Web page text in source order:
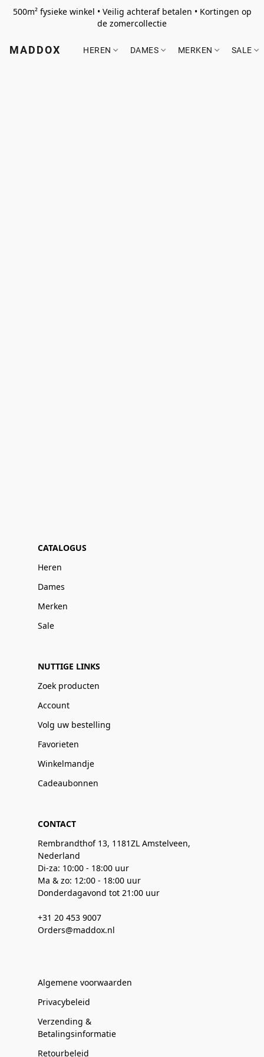
500m² fysieke winkel • Veilig achteraf betalen • Kortingen op
de zomercollectie
MADDOX HEREN DAMES MERKEN SALE
CATALOGUS
Heren
Dames
Merken
Sale
NUTTIGE LINKS
Zoek producten
Account
Volg uw bestelling
Favorieten
Winkelmandje
Cadeaubonnen
CONTACT
Rembrandthof 13, 1181ZL Amstelveen,
Nederland
Di-za: 10:00 - 18:00 uur
Ma & zo: 12:00 - 18:00 uur
Donderdagavond tot 21:00 uur
+31 20 453 9007
Orders@maddox.nl
Algemene voorwaarden
Privacybeleid
Verzending &
Betalingsinformatie
Retourbeleid